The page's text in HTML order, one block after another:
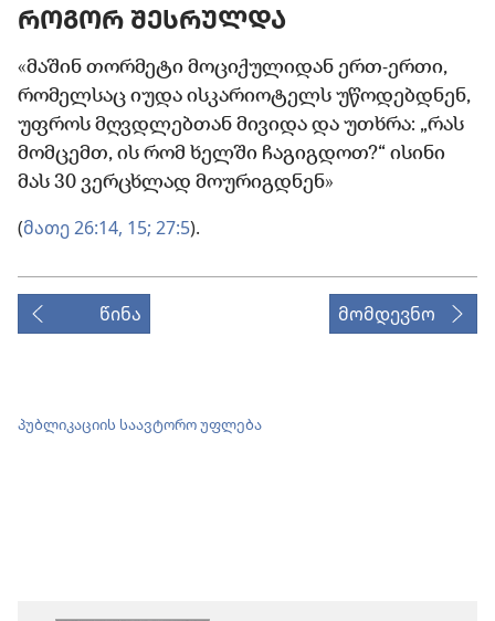
ᲠᲝᲒᲝᲠ ᲨᲔᲡᲠᲣᲚᲓᲐ
«მაშინ თორმეტი მოციქულიდან ერთ-ერთი,
რომელსაც იუდა ისკარიოტელს უწოდებდნენ,
უფროს მღვდლებთან მივიდა და უთხრა: „რას
მომცემთ, ის რომ ხელში ჩაგიგდოთ?“ ისინი
მას 30 ვერცხლად მოურიგდნენ»
(მათე 26:14, 15; 27:5).
წინა მომდევნო
პუბლიკაციის საავტორო უფლება